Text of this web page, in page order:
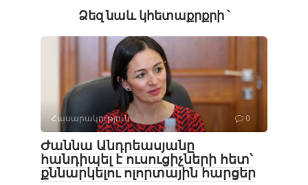
Ձեզ նաև կհետաքրքրի ՝
Հասարակություն 0
Ժաննա Անդրեասյանը
հանդիպել է ուսուցիչների հետ՝
քննարկելու ոլորտային հարցեր